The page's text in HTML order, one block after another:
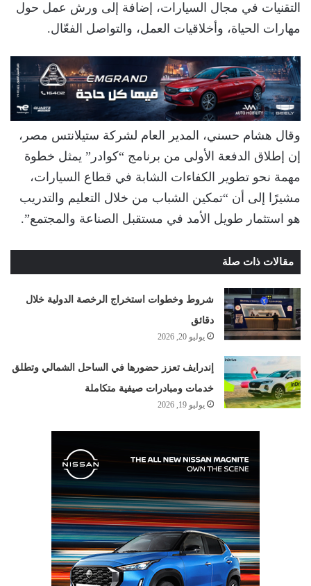
التقنيات في مجال السيارات، إضافة إلى ورش عمل حول
مهارات الحياة، وأخلاقيات العمل، والتواصل الفعّال.
وقال هشام حسني، المدير العام لشركة ستيلانتس مصر،
إن إطلاق الدفعة الأولى من برنامج “كوادر” يمثل خطوة
مهمة نحو تطوير الكفاءات الشابة في قطاع السيارات،
مشيرًا إلى أن “تمكين الشباب من خلال التعليم والتدريب
هو استثمار طويل الأمد في مستقبل الصناعة والمجتمع”.
مقالات ذات صلة
شروط وخطوات استخراج الرخصة الدولية خلال
دقائق
يوليو 20, 2026
إندرايف تعزز حضورها في الساحل الشمالي وتطلق
خدمات ومبادرات صيفية متكاملة
يوليو 19, 2026